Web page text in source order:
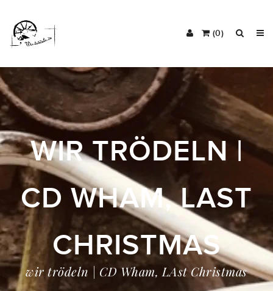
(0)
WIR TRÖDELN |
CD WHAM, LAST
CHRISTMAS
wir trödeln | CD Wham, LAst Christmas